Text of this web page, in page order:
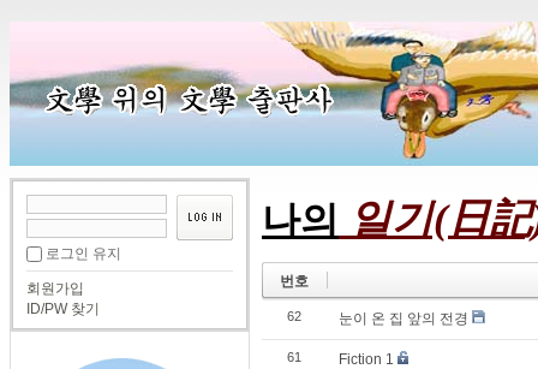
로그인 유지
회원가입
ID/PW 찾기
나의 일기(日
번호
62 눈이 온 집 앞의 전경
61 Fiction 1